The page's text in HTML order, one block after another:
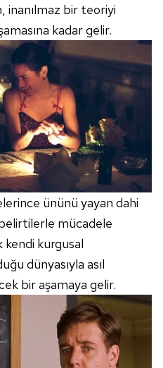
inanılmaz bir teoriyi
kadar gelir.
ününü yayan dahi
mücadele
kendi kurgusal
dünyasıyla asıl
bir aşamaya gelir.